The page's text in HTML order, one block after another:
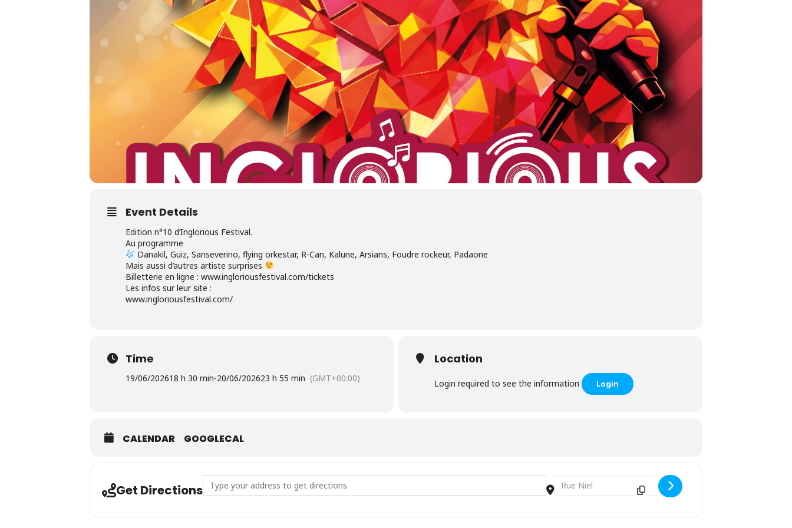
Event Details
Edition n°10 d’Inglorious Festival.
Au programme
Danakil, Guiz, Sanseverino, flying orkestar, R-Can, Kalune, Arsians, Foudre rockeur, Padaone
Mais aussi d’autres artiste surprises
Billetterie en ligne : www.ingloriousfestival.com/tickets
Les infos sur leur site :
www.ingloriousfestival.com/
Time
19/06/202618 h 30 min-20/06/202623 h 55 min (GMT+00:00)
Location
Login required to see the information Login
CALENDAR GOOGLECAL
Get Directions
Address - Inglorious Festival [aHXa6BhBz] Destination Address - Inglorious Festival [RqKygETkQ]